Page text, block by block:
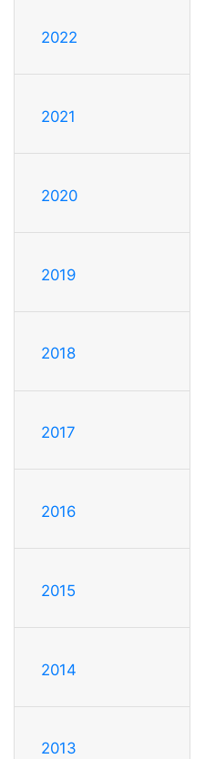
2022
2021
2020
2019
2018
2017
2016
2015
2014
2013